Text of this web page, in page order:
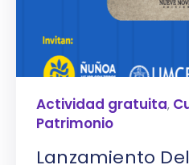
Actividad gratuita,
Patrimonio
Lanzamiento